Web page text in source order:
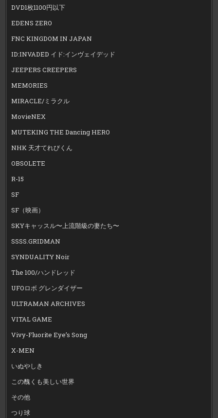
DVD1枚1100円以下
EDENS ZERO
FNC KINGDOM IN JAPAN
ID:INVADED イド:インヴェイデッド
JEEPERS CREEPERS
MEMORIES
MIRACLE/ミラクル
MovieNEX
MUTEKING THE Dancing HERO
NHK 天才てれびくん
OBSOLETE
R-15
SF
SF（映画）
SKYキャッスル〜上流階級の妻たち〜
SSSS.GRIDMAN
SYNDUALITY Noir
The 100/ハンドレッド
UFOロボ グレンダイザー
ULTRAMAN ARCHIVES
VITAL GAME
Vivy-Fluorite Eye’s Song
X-MEN
いぬやしき
この醜くも美しい世界
その他
つり球